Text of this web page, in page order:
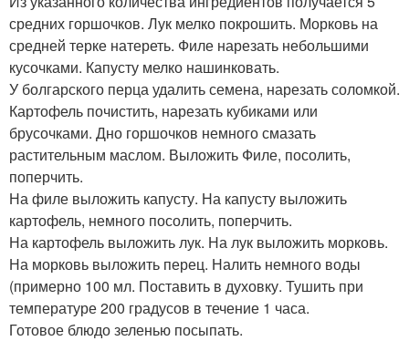
средних горшочков. Лук мелко покрошить. Морковь на
средней терке натереть. Филе нарезать небольшими
кусочками. Капусту мелко нашинковать.
У болгарского перца удалить семена, нарезать соломкой.
Картофель почистить, нарезать кубиками или
брусочками. Дно горшочков немного смазать
растительным маслом. Выложить Филе, посолить,
поперчить.
На филе выложить капусту. На капусту выложить
картофель, немного посолить, поперчить.
На картофель выложить лук. На лук выложить морковь.
На морковь выложить перец. Налить немного воды
(примерно 100 мл. Поставить в духовку. Тушить при
температуре 200 градусов в течение 1 часа.
Готовое блюдо зеленью посыпать.